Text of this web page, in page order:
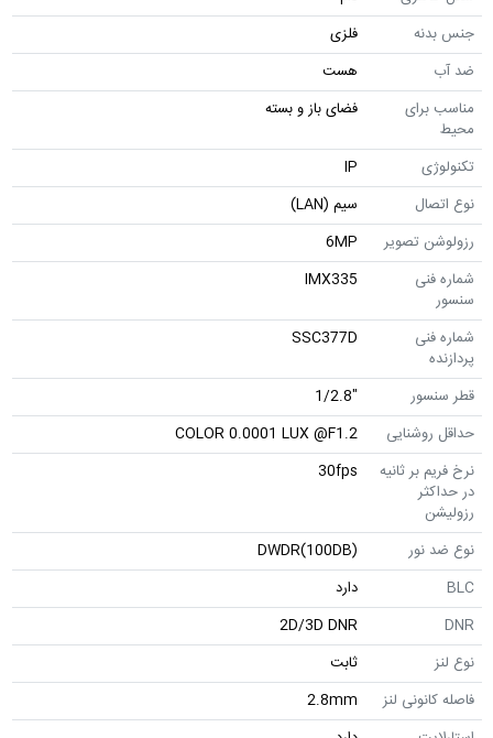
جنس بدنه
فلزی
ضد آب
هست
مناسب برای
محیط
فضای باز و بسته
تکنولوژی
IP
نوع اتصال
سیم (LAN)
رزولوشن تصویر
6MP
شماره فنی
سنسور
IMX335
شماره فنی
پردازنده
SSC377D
قطر سنسور
"1/2.8
حداقل روشنایی
COLOR 0.0001 LUX @F1.2
نرخ فریم بر ثانیه
در حداکثر
رزولیشن
30fps
نوع ضد نور
DWDR(100DB)
BLC
دارد
DNR
2D/3D DNR
نوع لنز
ثابت
فاصله کانونی لنز
2.8mm